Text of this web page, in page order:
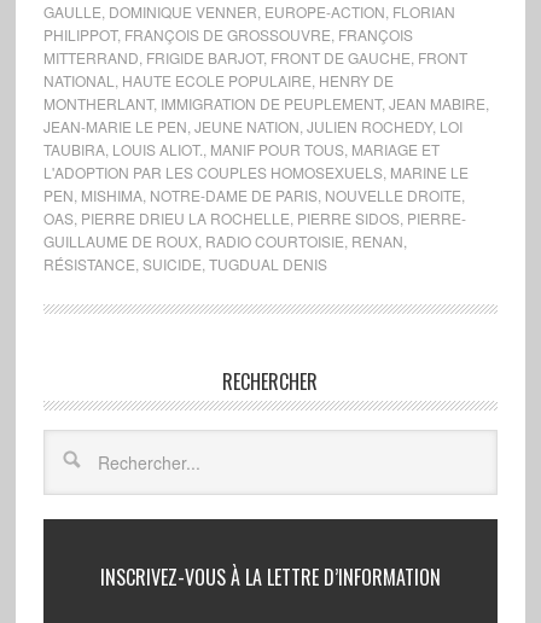
GAULLE DOMINIQUE VENNER EUROPE-ACTION FLORIAN
PHILIPPOT, FRANÇOIS DE GROSSOUVRE FRANÇOIS
MITTERRAND FRIGIDE BARJOT, FRONT DE GAUCHE FRONT
NATIONAL
HAUTE ECOLE POPULAIRE HENRY DE
MONTHERLANT, IMMIGRATION DE PEUPLEMENT, JEAN MABIRE
JEAN-MARIE LE PEN JEUNE NATION JULIEN ROCHEDY, LOI
TAUBIRA, LOUIS ALIOT. MANIF POUR TOUS, MARIAGE ET
L'ADOPTION PAR LES COUPLES HOMOSEXUELS, MARINE LE
PEN MISHIMA, NOTRE-DAME DE PARIS, NOUVELLE DROITE
OAS, PIERRE DRIEU LA ROCHELLE PIERRE SIDOS, PIERRE-
GUILLAUME DE ROUX, RADIO COURTOISIE RENAN
RÉSISTANCE SUICIDE TUGDUAL DENIS
RECHERCHER
INSCRIVEZ-VOUS À LA LETTRE D’INFORMATION